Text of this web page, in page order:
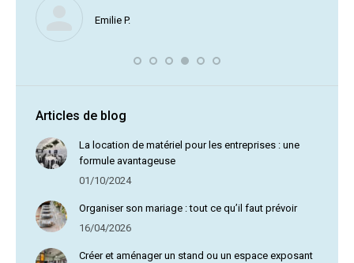
Emilie P.
Articles de blog
La location de matériel pour les entreprises : une
formule avantageuse
01/10/2024
Organiser son mariage : tout ce qu’il faut prévoir
16/04/2026
Créer et aménager un stand ou un espace exposant